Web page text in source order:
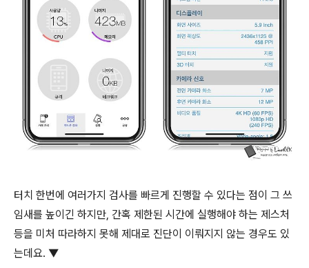
터치 한번에 여러가지 검사를 빠르게 진행할 수 있다는 점이 그 쓰
임새를 높이긴 하지만, 간혹 제한된 시간에 실행해야 하는 제스처
등을 미처 따라하지 못해 제대로 진단이 이뤄지지 않는 경우도 있
는데요. ▼